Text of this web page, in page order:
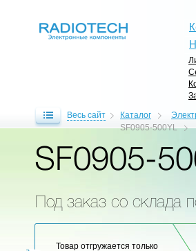
Весь сайт Каталог
SF0905-500YL
SF0905-
Под заказ со склада
Товар отгружается только